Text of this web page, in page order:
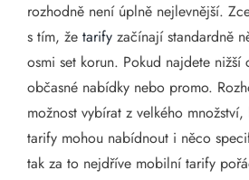
rozhodně není úplně nejlevnější.
s tím, že tarify začínají standardně
osmi set korun. Pokud najdete nižší
občasné nabídky nebo promo.
možnost vybírat z velkého
tarify mohou nabídnout i něco
tak za to nejdříve mobilní tarify